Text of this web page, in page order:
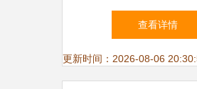
国留学中介服务全
查看详情
更新时间：2026-08-06